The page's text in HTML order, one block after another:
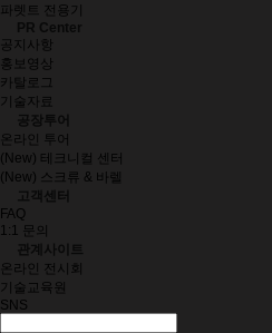
파렛트 전용기
PR Center
공지사항
홍보영상
카탈로그
기술자료
공장투어
온라인 투어
(New) 테크니컬 센터
(New) 스크류 & 바렐
고객센터
FAQ
1:1 문의
관계사이트
온라인 전시회
기술교육원
SNS